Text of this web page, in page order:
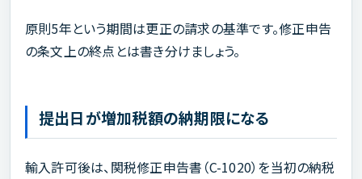
原則5年という期間は更正の請求の基準です。修正申告
の条文上の終点とは書き分けましょう。
提出日が増加税額の納期限になる
輸入許可後は、関税修正申告書（C-1020）を当初の納税